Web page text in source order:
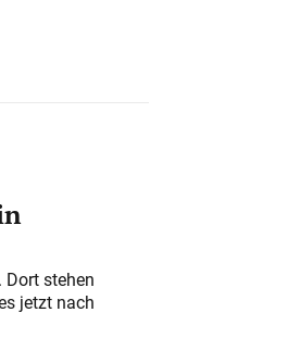
stehen
jetzt nach